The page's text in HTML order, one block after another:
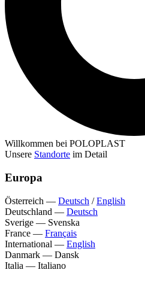
Willkommen bei POLOPLAST
Unsere Standorte im Detail
Europa
Österreich — Deutsch /English
Deutschland — Deutsch
Sverige — Svenska
France — Français
International — English
Danmark — Dansk
Italia — Italiano